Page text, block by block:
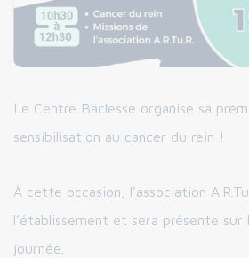
Le Centre Baclesse organise sa
sensibilisation au cancer du rein !
À cette occasion, l’association
l’établissement et sera présente sur
journée.